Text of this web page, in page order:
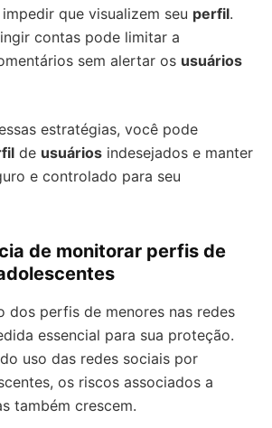
que visualizem seu perfil.
contas pode limitar a
sem alertar os usuários
estratégias, você pode
de usuários indesejados e manter
e controlado para seu
de monitorar perfis de
dos perfis de menores nas redes
essencial para sua proteção.
uso das redes sociais por
os riscos associados a
também crescem.